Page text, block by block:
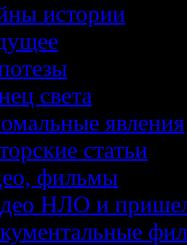
истории
света
явления
статьи
фильмы
НЛО и